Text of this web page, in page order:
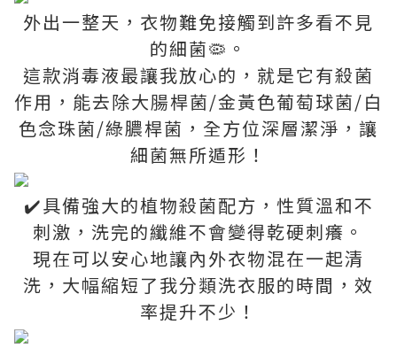
外出一整天，衣物難免接觸到許多看不見
的細菌🦠。
這款消毒液最讓我放心的，就是它有殺菌
作用，能去除大腸桿菌/金黃色葡萄球菌/白
色念珠菌/綠膿桿菌，全方位深層潔淨，讓
細菌無所遁形！
✔️具備強大的植物殺菌配方，性質溫和不
刺激，洗完的纖維不會變得乾硬刺癢。
現在可以安心地讓內外衣物混在一起清
洗，大幅縮短了我分類洗衣服的時間，效
率提升不少！